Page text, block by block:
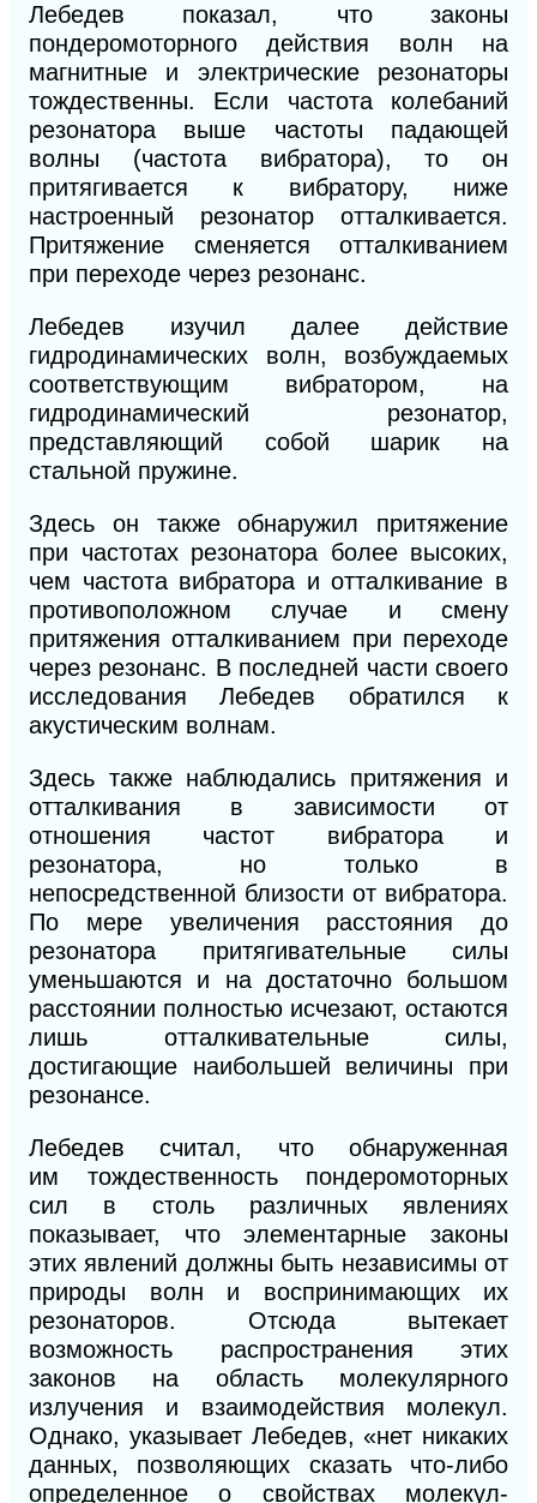
Лебедев показал, что законы
пондеромоторного действия волн на
магнитные и электрические резонаторы
тождественны. Если частота колебаний
резонатора выше частоты падающей
волны (частота вибратора), то он
притягивается к вибратору, ниже
настроенный резонатор отталкивается.
Притяжение сменяется отталкиванием
при переходе через резонанс.
Лебедев изучил далее действие
гидродинамических волн, возбуждаемых
соответствующим вибратором, на
гидродинамический резонатор,
представляющий собой шарик на
стальной пружине.
Здесь он также обнаружил притяжение
при частотах резонатора более высоких,
чем частота вибратора и отталкивание в
противоположном случае и смену
притяжения отталкиванием при переходе
через резонанс. В последней части своего
исследования Лебедев обратился к
акустическим волнам.
Здесь также наблюдались притяжения и
отталкивания в зависимости от
отношения частот вибратора и
резонатора, но только в
непосредственной близости от вибратора.
По мере увеличения расстояния до
резонатора притягивательные силы
уменьшаются и на достаточно большом
расстоянии полностью исчезают, остаются
лишь отталкивательные силы,
достигающие наибольшей величины при
резонансе.
Лебедев считал, что обнаруженная
им тождественность пондеромоторных
сил в столь различных явлениях
показывает, что элементарные законы
этих явлений должны быть независимы от
природы волн и воспринимающих их
резонаторов. Отсюда вытекает
возможность распространения этих
законов на область молекулярного
излучения и взаимодействия молекул.
Однако, указывает Лебедев, «нет никаких
данных, позволяющих сказать что-либо
определенное о свойствах молекул-